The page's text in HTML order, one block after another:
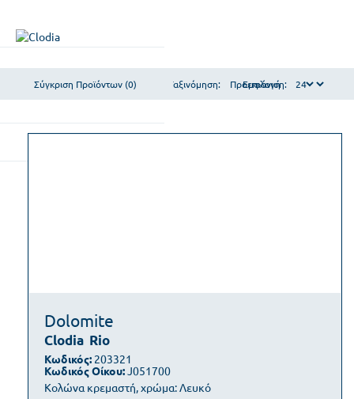
Σύγκριση Προϊόντων (0) Εμφάνιση:
Ταξινόμηση:
Dolomite
Clodia Rio
Κολώνα κρεμαστή, χρώμα: Λευκό
Κωδικός: 203321
Κωδικός Οίκου:J051700